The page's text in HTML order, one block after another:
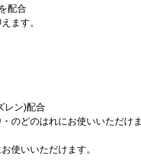
配合
ます。
レン)配合
のどのはれにお使いいただけま
使いいただけます。